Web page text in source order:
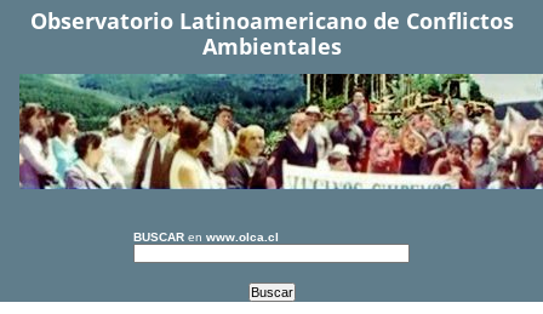
Observatorio Latinoamericano de Conflictos
Ambientales
BUSCAR en www.olca.cl